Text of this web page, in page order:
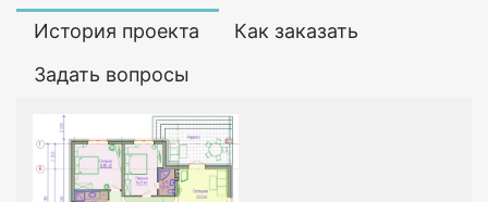
История проекта
Как заказать
Задать вопросы